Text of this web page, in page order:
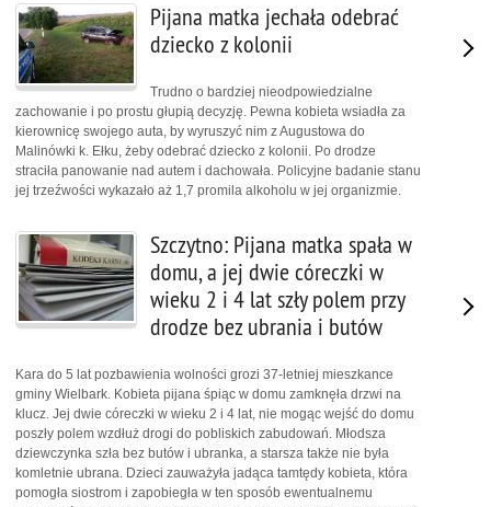
Pijana matka jechała odebrać
dziecko z kolonii
Trudno o bardziej nieodpowiedzialne
zachowanie i po prostu głupią decyzję. Pewna kobieta wsiadła za
kierownicę swojego auta, by wyruszyć nim z Augustowa do
Malinówki k. Ełku, żeby odebrać dziecko z kolonii. Po drodze
straciła panowanie nad autem i dachowała. Policyjne badanie stanu
jej trzeźwości wykazało aż 1,7 promila alkoholu w jej organizmie.
Szczytno: Pijana matka spała w
domu, a jej dwie córeczki w
wieku 2 i 4 lat szły polem przy
drodze bez ubrania i butów
Kara do 5 lat pozbawienia wolności grozi 37-letniej mieszkance
gminy Wielbark. Kobieta pijana śpiąc w domu zamknęła drzwi na
klucz. Jej dwie córeczki w wieku 2 i 4 lat, nie mogąc wejść do domu
poszły polem wzdłuż drogi do pobliskich zabudowań. Młodsza
dziewczynka szła bez butów i ubranka, a starsza także nie była
komletnie ubrana. Dzieci zauważyła jadąca tamtędy kobieta, która
pomogła siostrom i zapobiegła w ten sposób ewentualnemu